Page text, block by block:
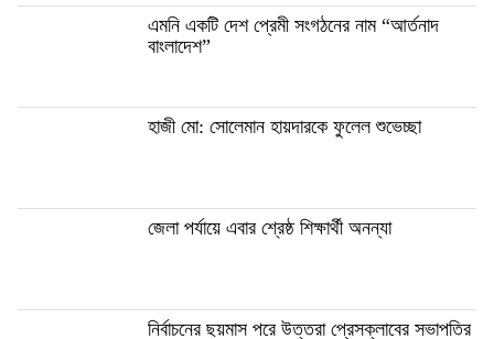
এমনি একটি দেশ প্রেমী সংগঠনের নাম “আর্তনাদ
বাংলাদেশ”
হাজী মো: সোলেমান হায়দারকে ফুলেল শুভেচ্ছা
জেলা পর্যায়ে এবার শ্রেষ্ঠ শিক্ষার্থী অনন্যা
নির্বাচনের ছয়মাস পরে উত্তরা প্রেসক্লাবের সভাপতির